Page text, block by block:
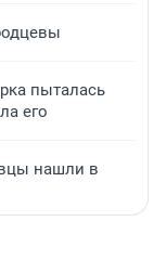
пыталась
его
нашли в